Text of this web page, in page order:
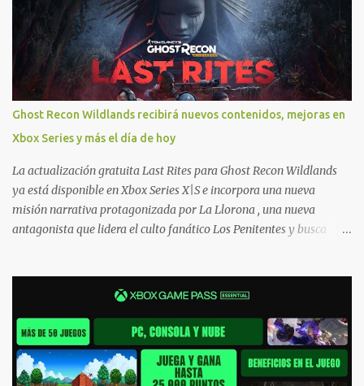
Xbox, y tenemos un listado de juegos compatibles por acá . ¿Aún
necesitas una mano con las compras? Tenemos un tutorial extenso
o en vídeo para que se quiten todas las dudas generales de cómo
hacer compras en Xbox . Podes consultar un listado más completo
de promociones desde xbox.com. El post puede tener
actualizaciones regulares o cambios ante cualquier error. Ofertas
- Argentina Ofertas - Chile Ofertas - Colombia Ofertas - México
Ofertas - Estados Unidos Ofertas - España Todas las ofertas de
Xbox One también aplican a Xbox Series, a excepción de los jue...
Ghost Recon Wildlands recibirá nuevos contenidos, mejoras en
Xbox Series y más el día de hoy
La actualización gratuita Last Rites para Ghost Recon Wildlands
ya está disponible en Xbox Series X|S e incorpora una nueva
misión narrativa protagonizada por La Llorona , una nueva
antagonista que lidera el culto fanático Los Penitentes y busca
Predator , uno de los desafíos más recordados por la comunidad,
junto con múltiples mejoras centradas en ampliar la libertad de
juego. Uno de los aspectos más importantes de Last Rites es la
gran cantidad de opciones de personalización incorporadas. Ahora
es posible ocultar más elementos de la interfaz, incluyendo las